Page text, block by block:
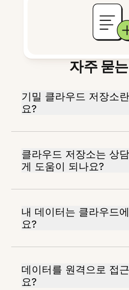
자주 묻
기밀 클라우드 저장소
요?
클라우드 저장소는 상
게 도움이 되나요?
내 데이터는 클라우드
요?
데이터를 원격으로 접
요?